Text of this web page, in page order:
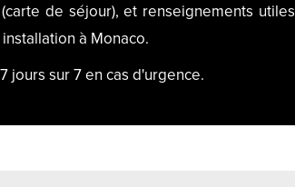
de séjour), et renseignements utiles
à Monaco.
jours sur 7 en cas d'urgence.